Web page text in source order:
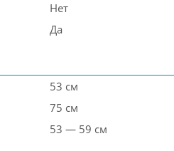
Нет
Да
53 см
75 см
53 — 59 см